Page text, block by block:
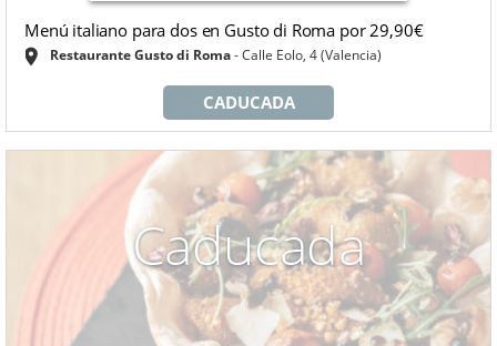
Menú italiano para dos en Gusto di Roma por 29,90€
Restaurante Gusto di Roma Calle Eolo, 4 (Valencia)
CADUCADA
Caducada